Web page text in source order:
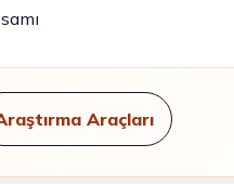
Araçları